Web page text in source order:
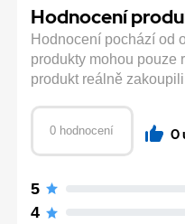
Hodnocení
Hodnocení pochází od
produkty mohou pouze
produkt reálně
0 hodnocení 0
5
4